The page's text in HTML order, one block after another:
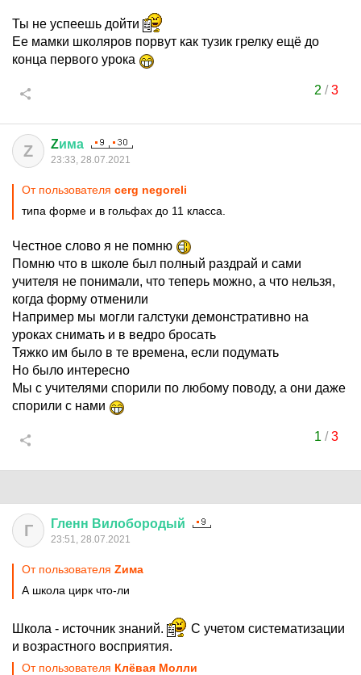
Ты не успеешь дойти
Ее мамки школяров порвут как тузик грелку ещё до
конца первого урока
2 /3
Z Zима
23:33, 28.07.2021
От пользователя cerg negoreli
типа форме и в гольфах до 11 класса.
Честное слово я не помню
Помню что в школе был полный раздрай и сами
учителя не понимали, что теперь можно, а что нельзя,
когда форму отменили
Например мы могли галстуки демонстративно на
уроках снимать и в ведро бросать
Тяжко им было в те времена, если подумать
Но было интересно
Мы с учителями спорили по любому поводу, а они даже
спорили с нами
1 /3
Г Гленн Вилобородый
23:51, 28.07.2021
От пользователя Zима
А школа цирк что-ли
Школа - источник знаний.
С учетом систематизации
и возрастного восприятия.
От пользователя Клёвая Молли